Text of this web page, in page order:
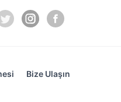
Bize Ulaşın